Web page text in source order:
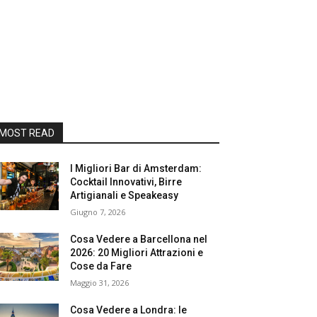
READ
I Migliori Bar di Amsterdam:
Cocktail Innovativi, Birre
Artigianali e Speakeasy
Giugno 7, 2026
Cosa Vedere a Barcellona nel
2026: 20 Migliori Attrazioni e
Cose da Fare
Maggio 31, 2026
Cosa Vedere a Londra: le